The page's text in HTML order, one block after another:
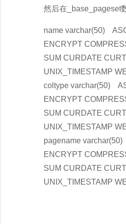
然后在_base_pageset
name varchar(50)
ENCRYPT
SUM CURDATE
UNIX_TIMESTAMP
coltype varchar(50)
ENCRYPT
SUM CURDATE
UNIX_TIMESTAMP
pagename
ENCRYPT
SUM CURDATE
UNIX_TIMESTAMP